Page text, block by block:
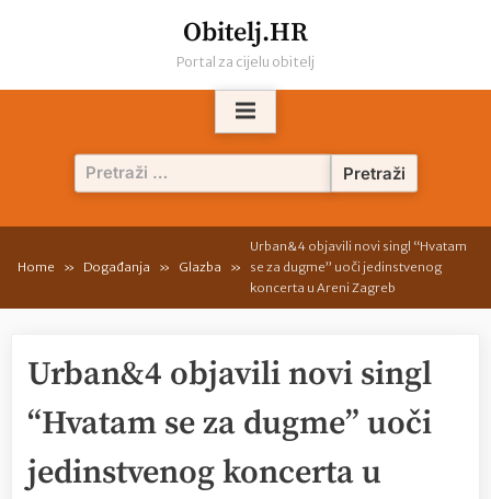
Obitelj.HR
Portal za cijelu obitelj
Pretraži:
Home Događanja Glazba
Urban&4 objavili novi singl “Hvatam
se za dugme” uoči jedinstvenog
koncerta u Areni Zagreb
Urban&4 objavili novi singl
“Hvatam se za dugme” uoči
jedinstvenog koncerta u